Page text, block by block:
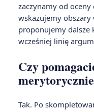
zaczynamy od
wskazujemy
proponujemy dalsze
wcześniej linię
Czy
Tak. Po